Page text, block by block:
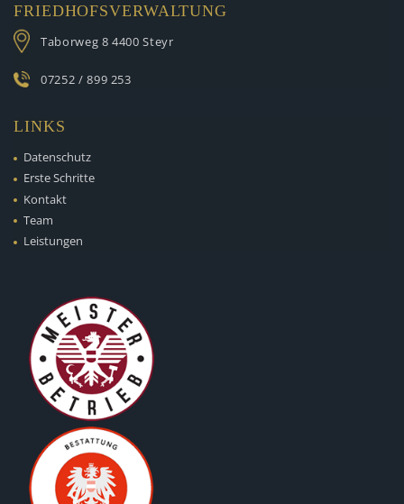
FRIEDHOFSVERWALTUNG
Taborweg 8 4400 Steyr
07252 / 899 253
LINKS
Datenschutz
Erste Schritte
Kontakt
Team
Leistungen